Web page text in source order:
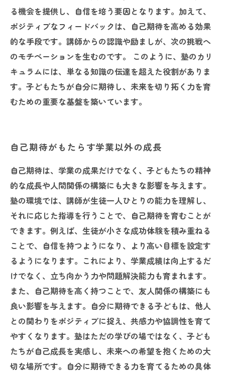
る機会を提供し、自信を培う要因となります。加えて、
ポジティブなフィードバックは、自己期待を高める効果
的な手段です。講師からの認識や励ましが、次の挑戦へ
のモチベーションを生むのです。 このように、塾のカリ
キュラムには、単なる知識の伝達を超えた役割がありま
す。子どもたちが自分に期待し、未来を切り拓く力を育
むための重要な基盤を築いています。
自己期待がもたらす学業以外の成長
自己期待は、学業の成果だけでなく、子どもたちの精神
的な成長や人間関係の構築にも大きな影響を与えます。
塾の環境では、講師が生徒一人ひとりの能力を理解し、
それに応じた指導を行うことで、自己期待を育むことが
できます。例えば、生徒が小さな成功体験を積み重ねる
ことで、自信を持つようになり、より高い目標を設定す
るようになります。これにより、学業成績は向上するだ
けでなく、立ち向かう力や問題解決能力も育まれます。
また、自己期待を高く持つことで、友人関係の構築にも
良い影響を与えます。自分に期待できる子どもは、他人
との関わりをポジティブに捉え、共感力や協調性を育て
やすくなります。塾はただの学びの場ではなく、子ども
たちが自己成長を実感し、未来への希望を抱くための大
切な場所です。自分に期待できる力を育てるための具体